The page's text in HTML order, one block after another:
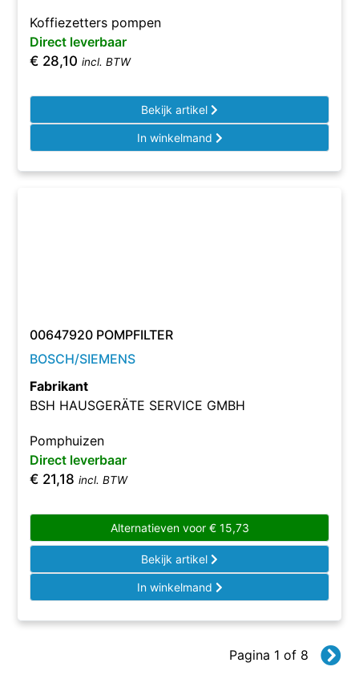
Koffiezetters pompen
Direct leverbaar
€ 28,10 incl. BTW
Bekijk artikel
In winkelmand
00647920 POMPFILTER
BOSCH/SIEMENS
Fabrikant
BSH HAUSGERÄTE SERVICE GMBH
Pomphuizen
Direct leverbaar
€ 21,18 incl. BTW
Alternatieven voor €15,73
Bekijk artikel
In winkelmand
Pagina 1 of 8